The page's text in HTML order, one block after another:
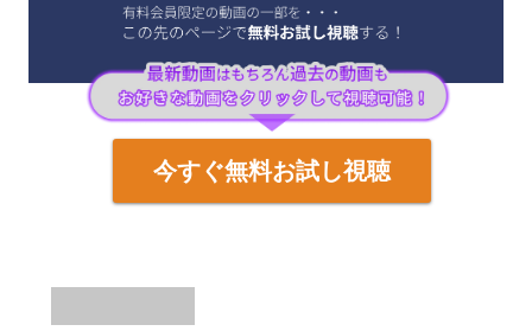
今すぐ無料お試し視聴